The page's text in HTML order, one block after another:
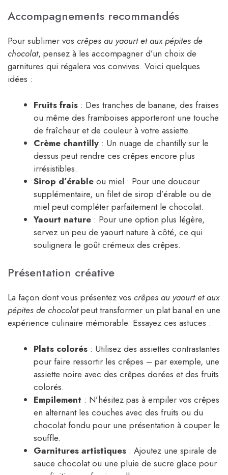
Accompagnements recommandés
Pour sublimer vos crêpes au yaourt et aux pépites de
chocolat, pensez à les accompagner d’un choix de
garnitures qui régalera vos convives. Voici quelques
idées :
Fruits frais : Des tranches de banane, des fraises
ou même des framboises apporteront une touche
de fraîcheur et de couleur à votre assiette.
Crème chantilly : Un nuage de chantilly sur le
dessus peut rendre ces crêpes encore plus
irrésistibles.
Sirop d’érable ou miel : Pour une douceur
supplémentaire, un filet de sirop d’érable ou de
miel peut compléter parfaitement le chocolat.
Yaourt nature : Pour une option plus légère,
servez un peu de yaourt nature à côté, ce qui
soulignera le goût crémeux des crêpes.
Présentation créative
La façon dont vous présentez vos crêpes au yaourt et aux
pépites de chocolatpeut transformer un plat banal en une
expérience culinaire mémorable. Essayez ces astuces :
Plats colorés : Utilisez des assiettes contrastantes
pour faire ressortir les crêpes – par exemple, une
assiette noire avec des crêpes dorées et des fruits
colorés.
Empilement : N’hésitez pas à empiler vos crêpes
en alternant les couches avec des fruits ou du
chocolat fondu pour une présentation à couper le
souffle.
Garnitures artistiques : Ajoutez une spirale de
sauce chocolat ou une pluie de sucre glace pour